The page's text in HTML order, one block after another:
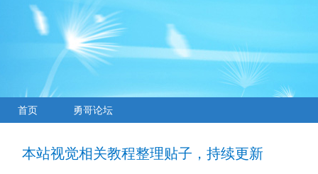
首页 勇哥论坛
本站视觉相关教程整理贴子，持续更新